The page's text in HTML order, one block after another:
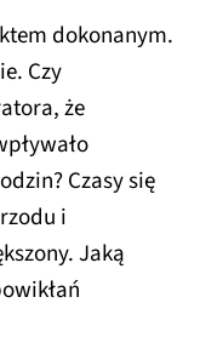
dokonanym.
Czy
że
Czasy się
i
Jaką